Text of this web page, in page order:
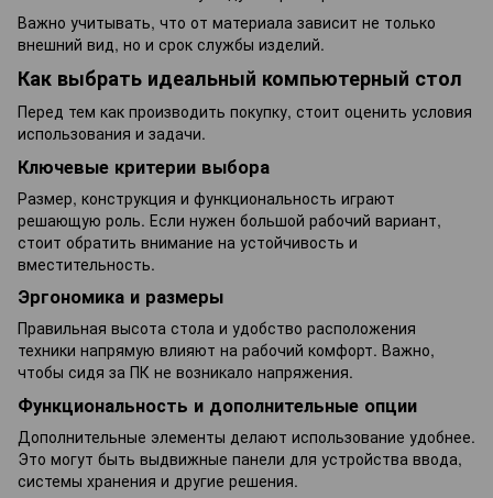
Важно учитывать, что от материала зависит не только
внешний вид, но и срок службы изделий.
Как выбрать идеальный компьютерный стол
Перед тем как производить покупку, стоит оценить условия
использования и задачи.
Ключевые критерии выбора
Размер, конструкция и функциональность играют
решающую роль. Если нужен большой рабочий вариант,
стоит обратить внимание на устойчивость и
вместительность.
Эргономика и размеры
Правильная высота стола и удобство расположения
техники напрямую влияют на рабочий комфорт. Важно,
чтобы сидя за ПК не возникало напряжения.
Функциональность и дополнительные опции
Дополнительные элементы делают использование удобнее.
Это могут быть выдвижные панели для устройства ввода,
системы хранения и другие решения.